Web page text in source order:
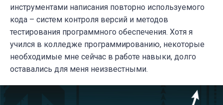
инструментами написания повторно используемого
кода – систем контроля версий и методов
тестирования программного обеспечения. Хотя я
учился в колледже программированию, некоторые
необходимые мне сейчас в работе навыки, долго
оставались для меня неизвестными.